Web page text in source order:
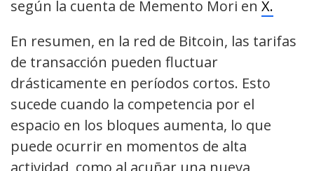
según la cuenta de Memento Mori en X.
En resumen, en la red de Bitcoin, las tarifas
de transacción pueden fluctuar
drásticamente en períodos cortos. Esto
sucede cuando la competencia por el
espacio en los bloques aumenta, lo que
puede ocurrir en momentos de alta
actividad, como al acuñar una nueva